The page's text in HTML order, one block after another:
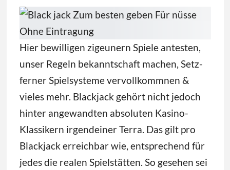
Hier bewilligen zigeunern Spiele antesten,
unser Regeln bekanntschaft machen, Setz-
ferner Spielsysteme vervollkommnen &
vieles mehr. Blackjack gehört nicht jedoch
hinter angewandten absoluten Kasino-
Klassikern irgendeiner Terra. Das gilt pro
Blackjack erreichbar wie, entsprechend für
jedes die realen Spielstätten. So gesehen sei